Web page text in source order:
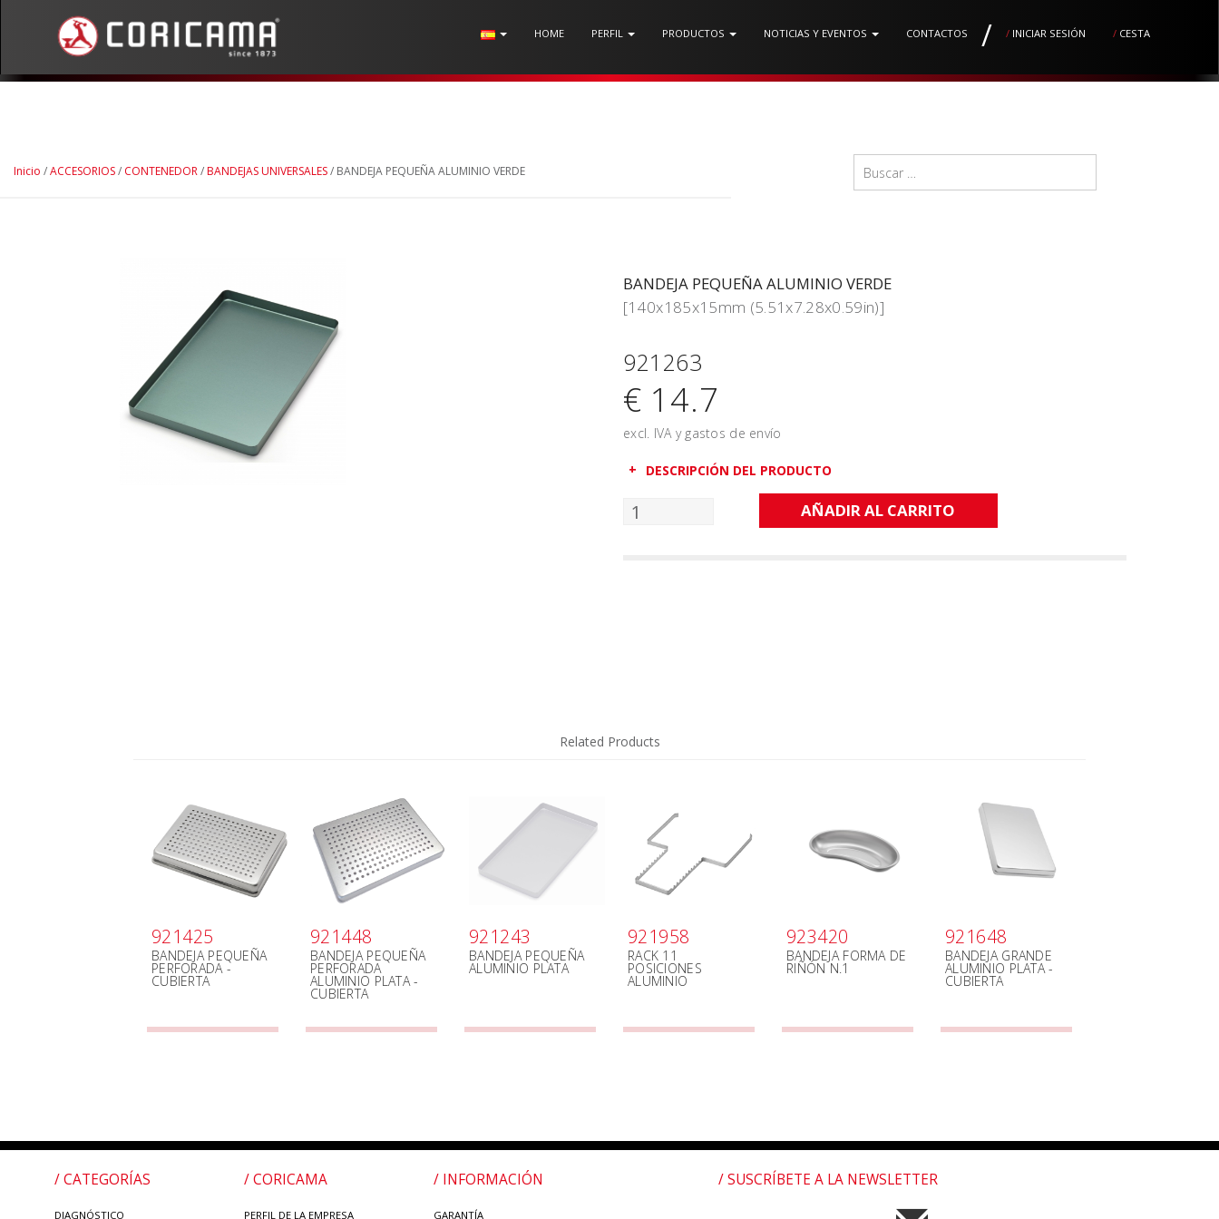
HOME PERFIL PRODUCTOS NOTICIAS Y EVENTOS CONTACTOS / / INICIAR SESIÓN / CESTA
Inicio /ACCESORIOS/ CONTENEDOR/BANDEJAS UNIVERSALES/ BANDEJA PEQUEÑA ALUMINIO VERDE
BANDEJA PEQUEÑA ALUMINIO VERDE
[140x185x15mm (5.51x7.28x0.59in)]
921263
€ 14.7
excl. IVA y gastos de envío
DESCRIPCIÓN DEL PRODUCTO
AÑADIR AL CARRITO
Related Products
921425
BANDEJA PEQUEÑA
PERFORADA -
CUBIERTA
921448
BANDEJA PEQUEÑA
PERFORADA
ALUMINIO PLATA -
CUBIERTA
921243
BANDEJA PEQUEÑA
ALUMINIO PLATA
921958
RACK 11
POSICIONES
ALUMINIO
923420
BANDEJA FORMA DE
RIÑÓN N.1
921648
BANDEJA GRANDE
ALUMINIO PLATA -
CUBIERTA
/ CATEGORÍAS
DIAGNÓSTICO
/ CORICAMA
PERFIL DE LA EMPRESA
/ INFORMACIÓN
GARANTÍA
/ SUSCRÍBETE A LA NEWSLETTER